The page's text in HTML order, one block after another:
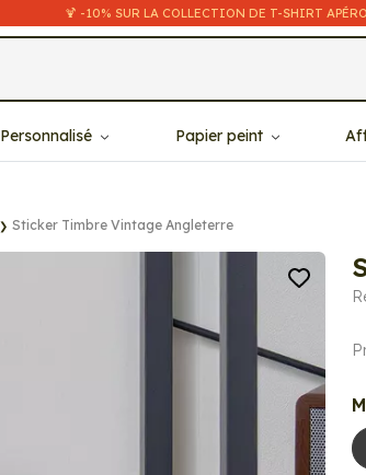
🍹 -10% SUR LA COLLECTION DE T-SHIRT APÉRO
Personnalisé Papier peint
Sticker Timbre Vintage Angleterre